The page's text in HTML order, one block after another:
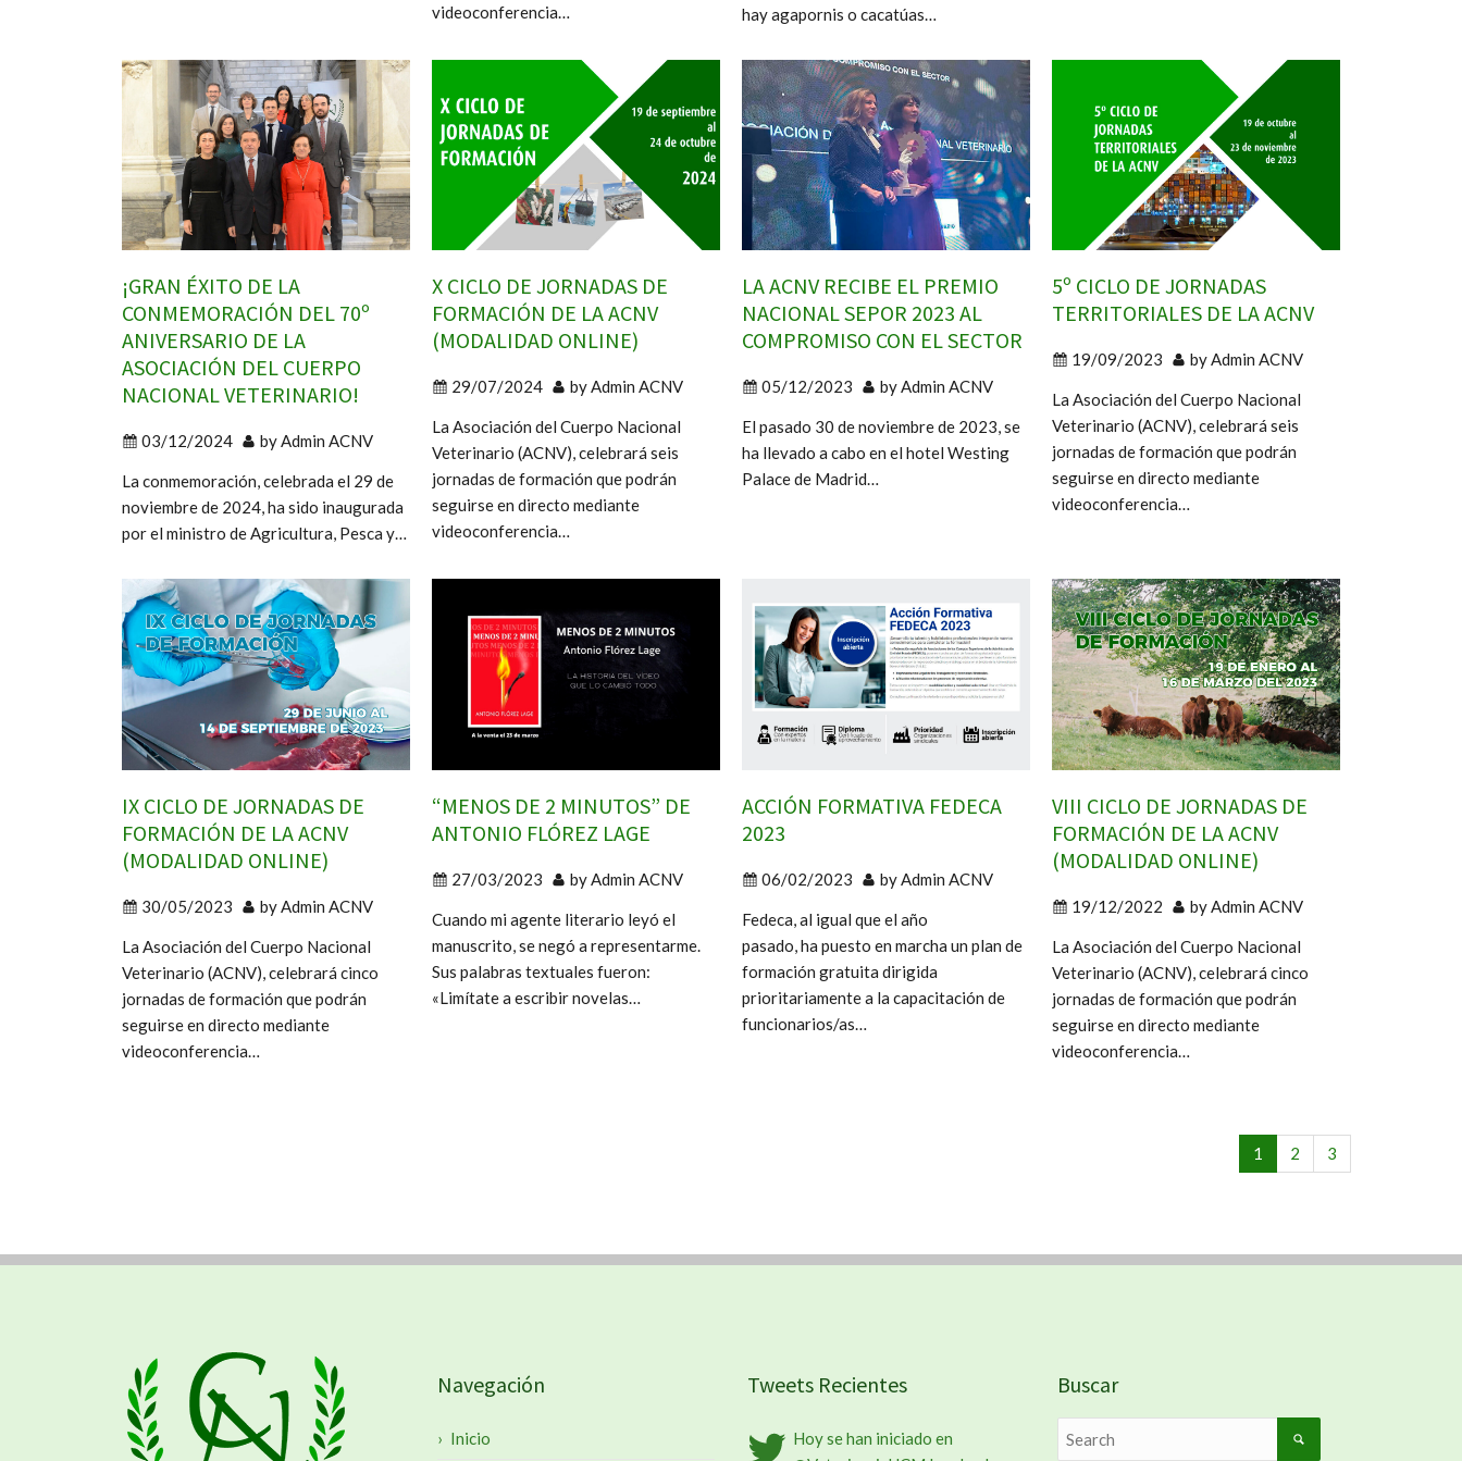
videoconferencia…
hay agapornis o cacatúas…
¡GRAN ÉXITO DE LA
CONMEMORACIÓN DEL 70º
ANIVERSARIO DE LA
ASOCIACIÓN DEL CUERPO
NACIONAL VETERINARIO!
03/12/2024 byAdmin ACNV
La conmemoración, celebrada el 29 de
noviembre de 2024, ha sido inaugurada
por el ministro de Agricultura, Pesca y…
X CICLO DE JORNADAS DE
FORMACIÓN DE LA ACNV
(MODALIDAD ONLINE)
29/07/2024 byAdmin ACNV
La Asociación del Cuerpo Nacional
Veterinario (ACNV), celebrará seis
jornadas de formación que podrán
seguirse en directo mediante
videoconferencia…
LA ACNV RECIBE EL PREMIO
NACIONAL SEPOR 2023 AL
COMPROMISO CON EL SECTOR
05/12/2023 byAdmin ACNV
El pasado 30 de noviembre de 2023, se
ha llevado a cabo en el hotel Westing
Palace de Madrid…
5º CICLO DE JORNADAS
TERRITORIALES DE LA ACNV
19/09/2023 byAdmin ACNV
La Asociación del Cuerpo Nacional
Veterinario (ACNV), celebrará seis
jornadas de formación que podrán
seguirse en directo mediante
videoconferencia…
IX CICLO DE JORNADAS DE
FORMACIÓN DE LA ACNV
(MODALIDAD ONLINE)
30/05/2023 byAdmin ACNV
La Asociación del Cuerpo Nacional
Veterinario (ACNV), celebrará cinco
jornadas de formación que podrán
seguirse en directo mediante
videoconferencia…
“MENOS DE 2 MINUTOS” DE
ANTONIO FLÓREZ LAGE
27/03/2023 byAdmin ACNV
Cuando mi agente literario leyó el
manuscrito, se negó a representarme.
Sus palabras textuales fueron:
«Limítate a escribir novelas…
ACCIÓN FORMATIVA FEDECA
2023
06/02/2023 byAdmin ACNV
Fedeca, al igual que el año
pasado, ha puesto en marcha un plan de
formación gratuita dirigida
prioritariamente a la capacitación de
funcionarios/as…
VIII CICLO DE JORNADAS DE
FORMACIÓN DE LA ACNV
(MODALIDAD ONLINE)
19/12/2022 byAdmin ACNV
La Asociación del Cuerpo Nacional
Veterinario (ACNV), celebrará cinco
jornadas de formación que podrán
seguirse en directo mediante
videoconferencia…
1 2 3
Navegación
Inicio
Tweets Recientes
Hoy se han iniciado en
Buscar